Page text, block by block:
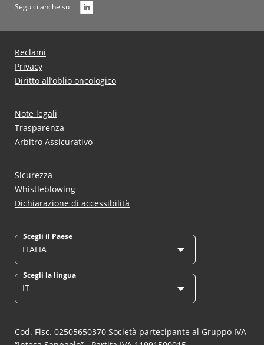
Seguici anche su
Reclami
Privacy
Diritto all’oblio oncologico
Note legali
Trasparenza
Arbitro Assicurativo
Sicurezza
Whistleblowing
Dichiarazione di accessibilità
Scegli il Paese
ITALIA
Scegli la lingua
IT
Cod. Fisc. 02505650370 Società partecipante al Gruppo IVA